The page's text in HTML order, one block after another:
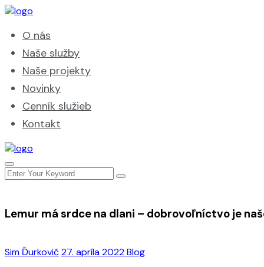
O nás
Naše služby
Naše projekty
Novinky
Cenník služieb
Kontakt
Sim Ďurkovič27. apríla 2022Blog
Lemur má srdce na dlani – dobrovoľníctvo je